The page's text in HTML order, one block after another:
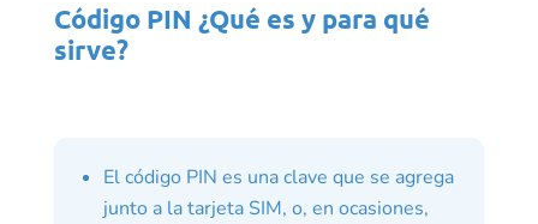
Código PIN ¿Qué es y para qué
sirve?
El código PIN es una clave que se agrega
junto a la tarjeta SIM, o, en ocasiones,